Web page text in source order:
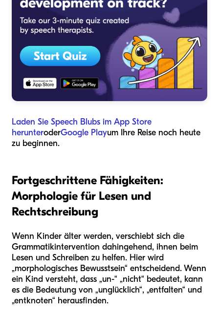
Laden Sie Speech Blubs im App Store
herunteroderGoogle Playum Ihre Reise noch heute
zu beginnen.
Fortgeschrittene Fähigkeiten:
Morphologie für Lesen und
Rechtschreibung
Wenn Kinder älter werden, verschiebt sich die
Grammatikintervention dahingehend, ihnen beim
Lesen und Schreiben zu helfen. Hier wird
„morphologisches Bewusstsein“ entscheidend. Wenn
ein Kind versteht, dass „un-“ „nicht“ bedeutet, kann
es die Bedeutung von „unglücklich“, „entfalten“ und
„entknoten“ herausfinden.